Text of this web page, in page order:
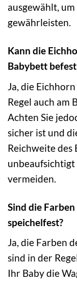
ausgewählt,
gewährleisten.
Kann die
Babybett
Ja, die
Regel auch am
Achten Sie
sicher ist und
Reichweite des
unbeaufsichtigt
vermeiden.
Sind die
speichelfest?
Ja, die Farben
sind in der
Ihr Baby die